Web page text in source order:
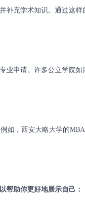
充学术知识。通过这样
申请。许多公立学院如
，西安大略大学的MBA
助你更好地展示自己：